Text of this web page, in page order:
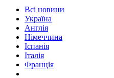
Всі новини
Україна
Англія
Німеччина
Іспанія
Італія
Франція